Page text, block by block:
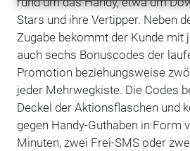
Stars und ihre Vertipper. Neben
Zugabe bekommt der Kunde mit
auch sechs Bonuscodes der
Promotion beziehungsweise
jeder Mehrwegkiste. Die Codes
Deckel der Aktionsflaschen und
gegen Handy-Guthaben in Form
Minuten, zwei Frei-SMS oder